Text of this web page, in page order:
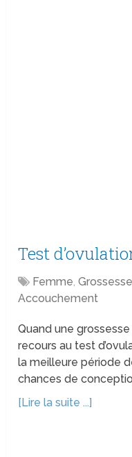
Test
Femme,
Accouchement
Quand une
recours au test
la meilleure période
chances de
[Lire la suite ...]